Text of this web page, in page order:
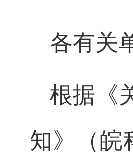
各有关
根据《
知》（皖